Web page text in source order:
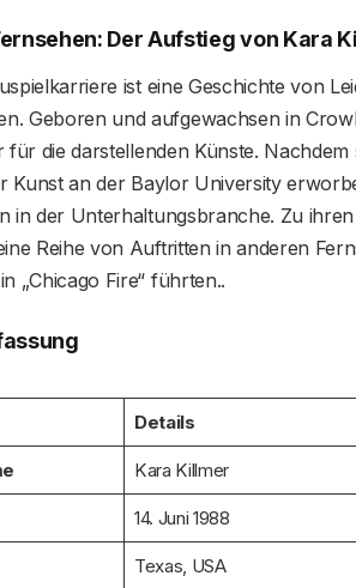
Der Aufstieg von Kara
ist eine Geschichte von
Geboren und aufgewachsen in
für die darstellenden Künste.
Kunst an der Baylor University
in der Unterhaltungsbranche. Zu
Reihe von Auftritten in anderen
„Chicago Fire“ führten.​​​​​.
Details
Kara Killmer
14. Juni 1988
Texas, USA